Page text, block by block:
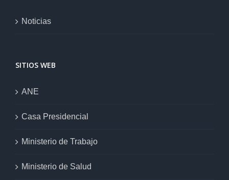
Noticias
SITIOS WEB
ANE
Casa Presidencial
Ministerio de Trabajo
Ministerio de Salud